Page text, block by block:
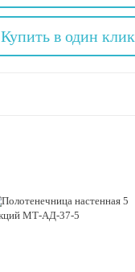
Купить в один клик